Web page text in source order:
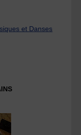
et Danses